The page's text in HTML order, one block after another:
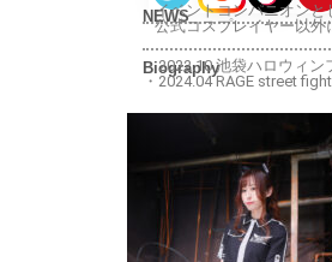
NEWS
イベントコンパニオンと
公式コスプレイヤー以
Biography
・2022.10 池袋ハロウィン
・2024.04 RAGE street